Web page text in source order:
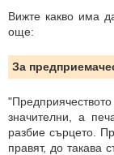
Вижте какво има
още:
За
значителни, а
разбие сърцето.
правят, до такава